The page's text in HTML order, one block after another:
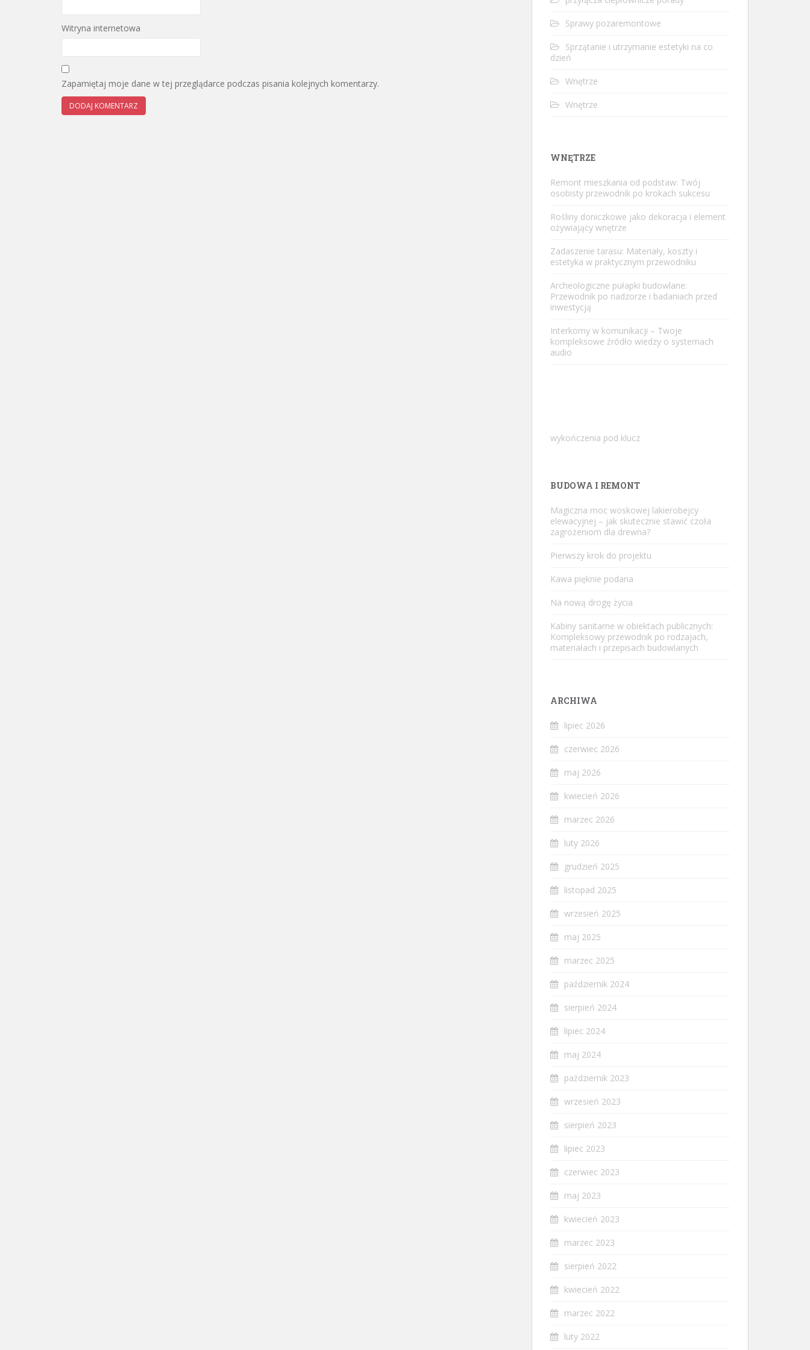
Witryna internetowa
Zapamiętaj moje dane w tej przeglądarce podczas pisania kolejnych komentarzy.
Sprawy pozaremontowe
Sprzątanie i utrzymanie estetyki na co
dzień
Wnętrze
Wnętrze
WNĘTRZE
Remont mieszkania od podstaw: Twój
osobisty przewodnik po krokach sukcesu
Rośliny doniczkowe jako dekoracja i element
ożywiający wnętrze
Zadaszenie tarasu: Materiały, koszty i
estetyka w praktycznym przewodniku
Archeologiczne pułapki budowlane:
Przewodnik po nadzorze i badaniach przed
inwestycją
Interkomy w komunikacji – Twoje
kompleksowe źródło wiedzy o systemach
audio
wykończenia pod klucz
BUDOWA I REMONT
Magiczna moc woskowej lakierobejcy
elewacyjnej – jak skutecznie stawić czoła
zagrożeniom dla drewna?
Pierwszy krok do projektu
Kawa pięknie podana
Na nową drogę życia
Kabiny sanitarne w obiektach publicznych:
Kompleksowy przewodnik po rodzajach,
materiałach i przepisach budowlanych
ARCHIWA
lipiec 2026
czerwiec 2026
maj 2026
kwiecień 2026
marzec 2026
luty 2026
grudzień 2025
listopad 2025
wrzesień 2025
maj 2025
marzec 2025
październik 2024
sierpień 2024
lipiec 2024
maj 2024
październik 2023
wrzesień 2023
sierpień 2023
lipiec 2023
czerwiec 2023
maj 2023
kwiecień 2023
marzec 2023
sierpień 2022
kwiecień 2022
marzec 2022
luty 2022